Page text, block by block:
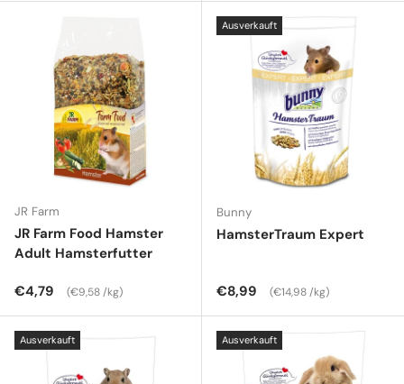
JR Farm
JR Farm Food Hamster
Adult Hamsterfutter
Normaler Preis
€4,79 Grundpreis
€9,58 /kg
Ausverkauft
Bunny
HamsterTraum Expert
Normaler Preis
€8,99 Grundpreis
€14,98 /kg
Ausverkauft Ausverkauft